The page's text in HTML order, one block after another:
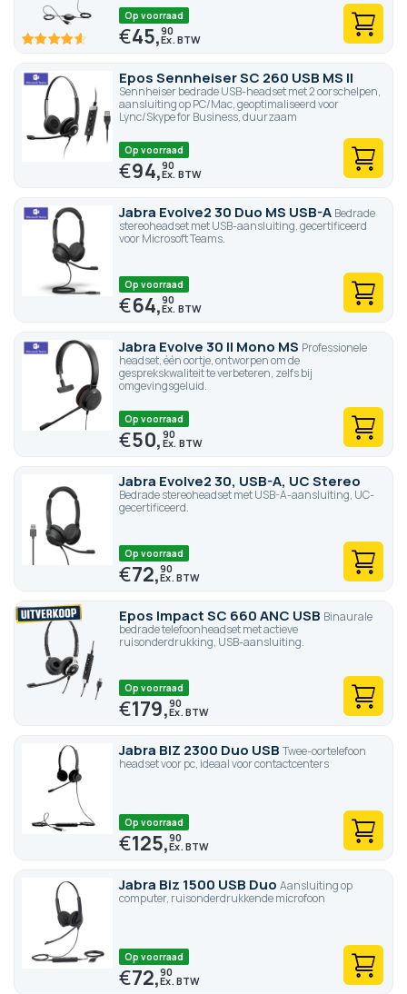
92 100
Op voorraad
€45,90
Epos Sennheiser SC 260 USB MS II
Sennheiser bedrade USB-headset met 2 oorschelpen,
aansluiting op PC/Mac, geoptimaliseerd voor
Lync/Skype for Business, duurzaam
Op voorraad
€94,90
Jabra Evolve2 30 Duo MS USB-A Bedrade
stereoheadset met USB-aansluiting, gecertificeerd
voor Microsoft Teams.
Op voorraad
€64,90
Jabra Evolve 30 II Mono MS Professionele
headset, één oortje, ontworpen om de
gesprekskwaliteit te verbeteren, zelfs bij
omgevingsgeluid.
Op voorraad
€50,90
Jabra Evolve2 30, USB-A, UC Stereo
Bedrade stereoheadset met USB-A-aansluiting, UC-
gecertificeerd.
Op voorraad
€72,90
Epos Impact SC 660 ANC USB Binaurale
bedrade telefoonheadset met actieve
ruisonderdrukking, USB-aansluiting.
Op voorraad
€179,90
Jabra BIZ 2300 Duo USB Twee-oortelefoon
headset voor pc, ideaal voor contactcenters
Op voorraad
€125,90
Jabra Biz 1500 USB Duo Aansluiting op
computer, ruisonderdrukkende microfoon
Op voorraad
€72,90